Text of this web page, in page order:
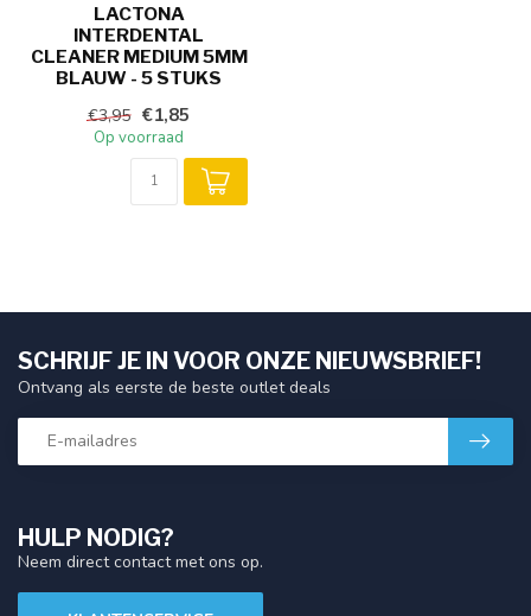
LACTONA
INTERDENTAL
CLEANER MEDIUM 5MM
BLAUW - 5 STUKS
€3,95 €1,85
Op voorraad
HULP NODIG?
Neem direct contact met ons op.
SCHRIJF JE IN VOOR ONZE NIEUWSBRIEF!
Ontvang als eerste de beste outlet deals